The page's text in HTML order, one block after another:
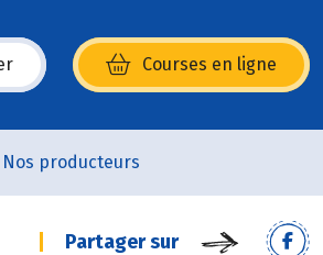
Courses en ligne
nouvelle fenêtre)
Nos producteurs
Partager sur